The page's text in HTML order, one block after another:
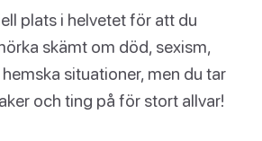
plats i helvetet för att du
skämt om död, sexism,
situationer, men du tar
och ting på för stort allvar!